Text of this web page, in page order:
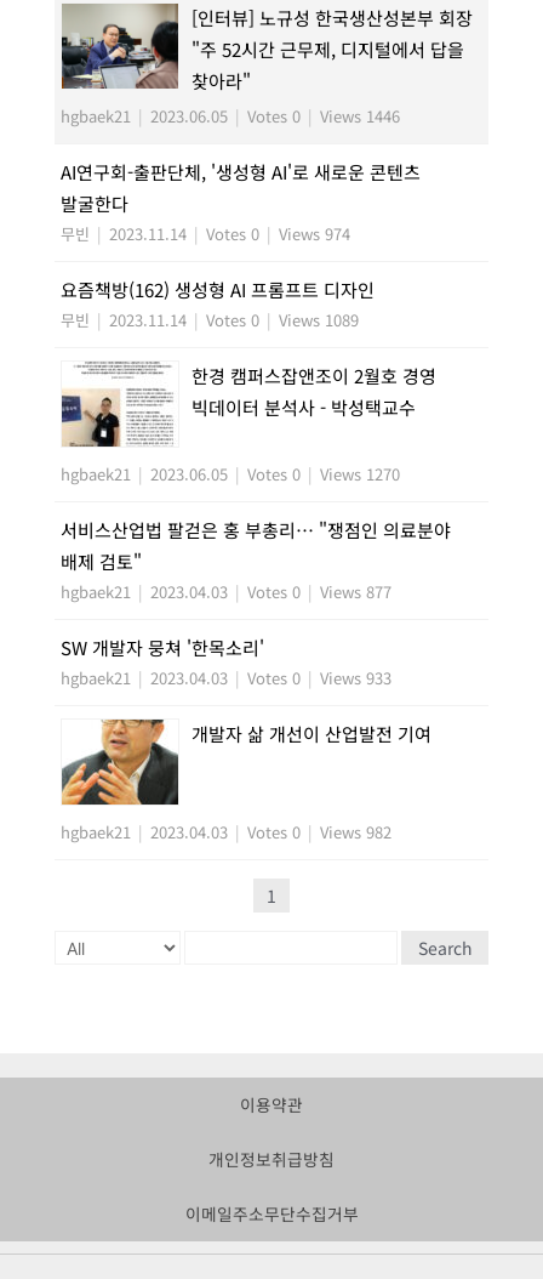
[인터뷰] 노규성 한국생산성본부 회장
"주 52시간 근무제, 디지털에서 답을
찾아라"
hgbaek21 | 2023.06.05 | Votes 0 | Views 1446
AI연구회-출판단체, '생성형 AI'로 새로운 콘텐츠
발굴한다
무빈 | 2023.11.14 | Votes 0 | Views 974
요즘책방(162) 생성형 AI 프롬프트 디자인
무빈 | 2023.11.14 | Votes 0 | Views 1089
한경 캠퍼스잡앤조이 2월호 경영
빅데이터 분석사 - 박성택교수
hgbaek21 | 2023.06.05 | Votes 0 | Views 1270
서비스산업법 팔걷은 홍 부총리… "쟁점인 의료분야
배제 검토"
hgbaek21 | 2023.04.03 | Votes 0 | Views 877
SW 개발자 뭉쳐 '한목소리'
hgbaek21 | 2023.04.03 | Votes 0 | Views 933
개발자 삶 개선이 산업발전 기여
hgbaek21 | 2023.04.03 | Votes 0 | Views 982
1
Search
이용약관
개인정보취급방침
이메일주소무단수집거부